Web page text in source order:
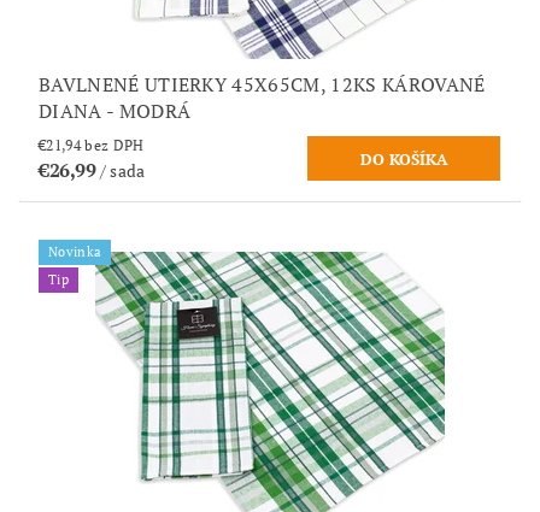
BAVLNENÉ UTIERKY 45X65CM, 12KS KÁROVANÉ
DIANA - MODRÁ
€21,94 bez DPH
€26,99/ sada
Novinka
Tip